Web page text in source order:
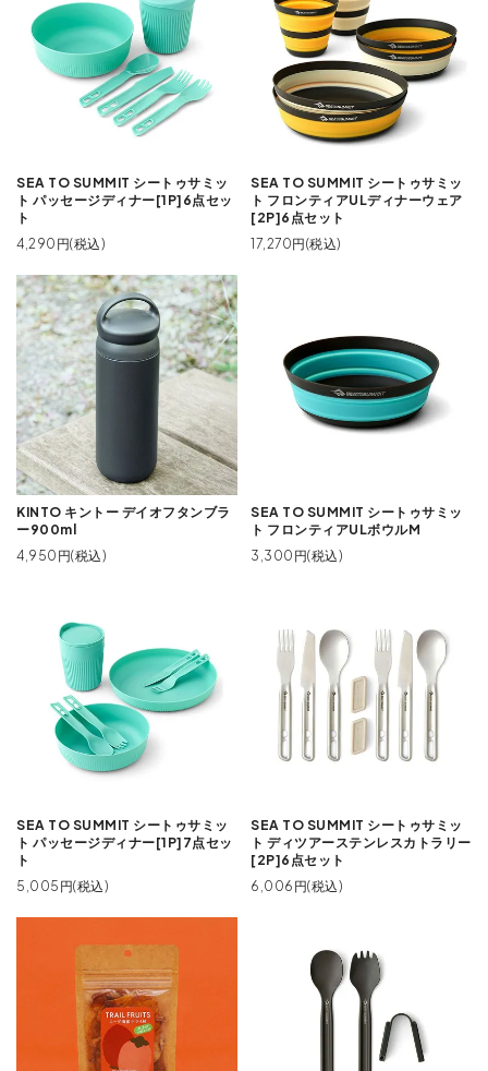
SEA TO SUMMIT シートゥサミッ
ト パッセージディナー[1P]6点セッ
ト
4,290円(税込)
SEA TO SUMMIT シートゥサミッ
ト フロンティアULディナーウェア
[2P]6点セット
17,270円(税込)
KINTO キントー デイオフタンブラ
ー900ml
4,950円(税込)
SEA TO SUMMIT シートゥサミッ
ト フロンティアULボウルM
3,300円(税込)
SEA TO SUMMIT シートゥサミッ
ト パッセージディナー[1P]7点セッ
ト
5,005円(税込)
SEA TO SUMMIT シートゥサミッ
ト ディツアーステンレスカトラリー
[2P]6点セット
6,006円(税込)